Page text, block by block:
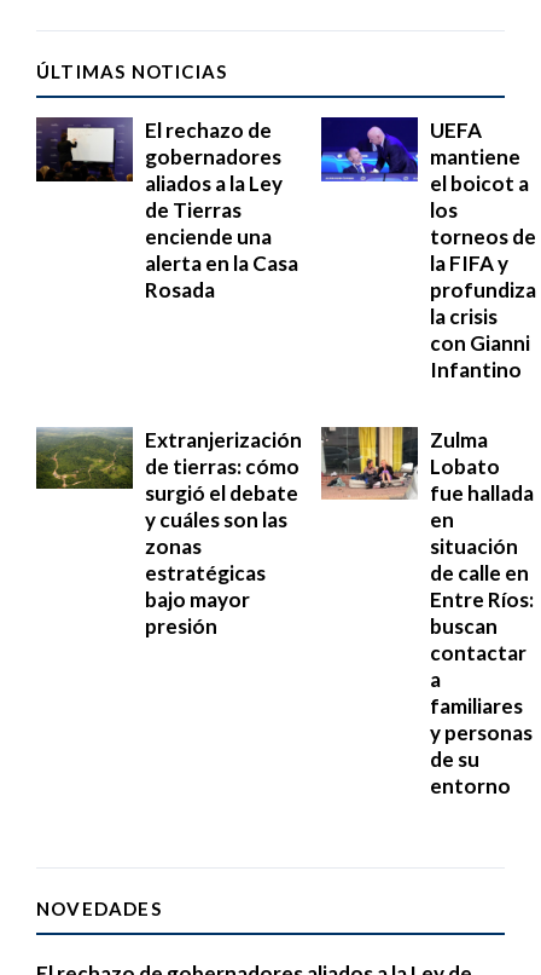
ÚLTIMAS NOTICIAS
El rechazo de
gobernadores
aliados a la Ley
de Tierras
enciende una
alerta en la Casa
Rosada
UEFA
mantiene
el boicot a
los
torneos de
la FIFA y
profundiza
la crisis
con Gianni
Infantino
Extranjerización
de tierras: cómo
surgió el debate
y cuáles son las
zonas
estratégicas
bajo mayor
presión
Zulma
Lobato
fue hallada
en
situación
de calle en
Entre Ríos:
buscan
contactar
a
familiares
y personas
de su
entorno
NOVEDADES